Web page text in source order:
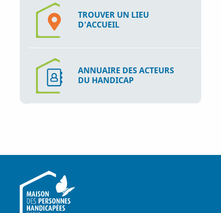
TROUVER UN LIEU
D'ACCUEIL
ANNUAIRE DES ACTEURS
DU HANDICAP